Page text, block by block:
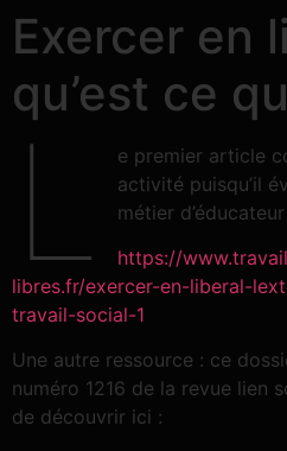
Exercer en
qu’est ce
L
e premier article
activité puisqu’il
métier
https://
libres.fr/exercer-en-liberal-
travail-social-1
Une autre ressource : ce
numéro 1216 de la revue lien
de découvrir ici :